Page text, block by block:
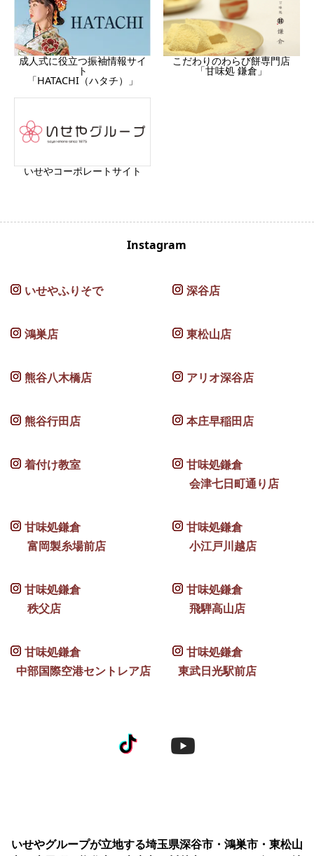
成人式に役立つ振袖情報サイ
ト
「HATACHI（ハタチ）」
こだわりのわらび餅専門店
「甘味処 鎌倉」
いせやコーポレートサイト
Instagram
いせやふりそで 深谷店
鴻巣店 東松山店
熊谷八木橋店 アリオ深谷店
熊谷行田店 本庄早稲田店
着付け教室
甘味処鎌倉
会津七日町通り店
甘味処鎌倉
富岡製糸場前店
甘味処鎌倉
小江戸川越店
甘味処鎌倉
秩父店
甘味処鎌倉
飛騨高山店
甘味処鎌倉
中部国際空港セントレア店
甘味処鎌倉
東武日光駅前店
いせやグループが立地する埼玉県深谷市・鴻巣市・東松山